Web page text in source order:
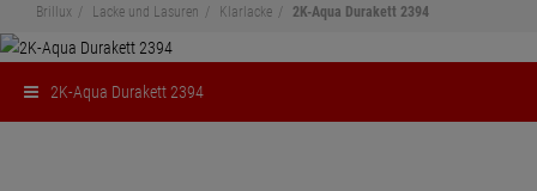
Brillux Lacke und Lasuren Klarlacke 2K-Aqua Durakett 2394
2K-Aqua Durakett 2394